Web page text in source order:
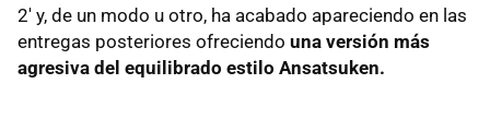
2' y, de un modo u otro, ha acabado apareciendo en las
entregas posteriores ofreciendo una versión más
agresiva del equilibrado estilo Ansatsuken.